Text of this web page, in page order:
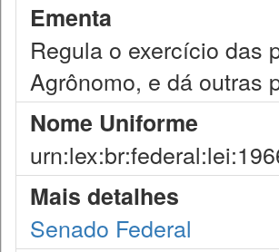
Ementa
Regula o exercício das
Agrônomo, e dá outras
Nome Uniforme
Mais detalhes
Senado Federal